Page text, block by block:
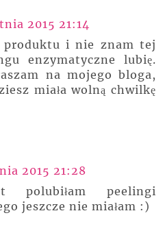
2015 21:14
produktu i nie znam tej
enzymatyczne lubię.
na mojego bloga,
miała wolną chwilkę
2015 21:28
polubiłam peelingi
jeszcze nie miałam :)